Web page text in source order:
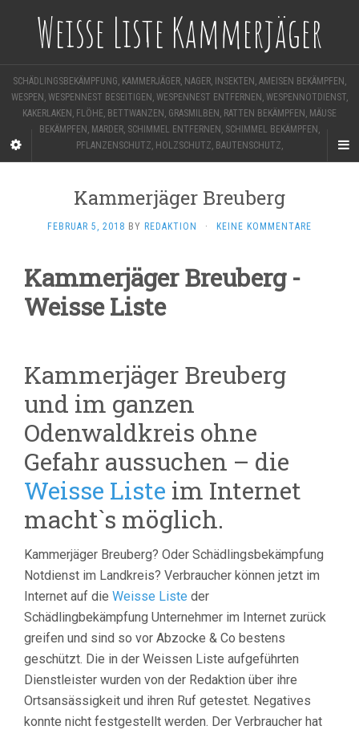
Weisse Liste Kammerjäger
SCHÄDLINGSBEKÄMPFUNG, KAMMERJÄGER, NAGER, INSEKTEN, AMEISEN BEKÄMPFEN,
WESPEN, WESPENNEST BESEITIGEN, WESPENNEST ENTFERNEN, WESPENNOTDIENST,
KAKERLAKEN, FLÖHE, BETTWANZEN, GRASMILBEN, RATTEN BEKÄMPFEN, MÄUSE
BEKÄMPFEN, MARDER, SCHIMMEL ENTFERNEN, SCHIMMEL BEKÄMPFEN,
PFLANZENSCHUTZ, HOLZSCHUTZ, BAUTENSCHUTZ,
Kammerjäger Breuberg
FEBRUAR 5, 2018 BY REDAKTION · KEINE KOMMENTARE
Kammerjäger Breuberg -
Weisse Liste
Kammerjäger Breuberg
und im ganzen
Odenwaldkreis ohne
Gefahr aussuchen – die
Weisse Liste im Internet
macht`s möglich.
Kammerjäger Breuberg? Oder Schädlingsbekämpfung
Notdienst im Landkreis? Verbraucher können jetzt im
Internet auf die Weisse Liste der
Schädlingbekämpfung Unternehmer im Internet zurück
greifen und sind so vor Abzocke & Co bestens
geschützt. Die in der Weissen Liste aufgeführten
Dienstleister wurden von der Redaktion über ihre
Ortsansässigkeit und ihren Ruf getestet. Negatives
konnte nicht festgestellt werden. Der Verbraucher hat